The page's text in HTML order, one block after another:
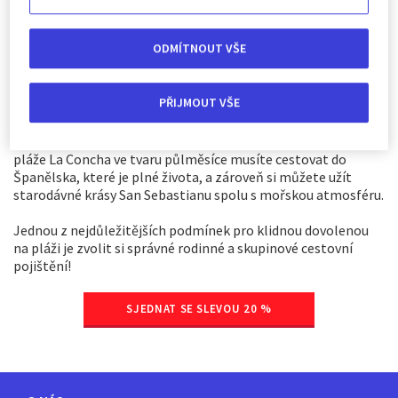
neubere.
Naše bronzová medaile patří jednomu z divů Aruby, a nemůže
to být nic jiného než Eagle Beach. Neuvěřitelně klidné
pobřeží, kde můžete hodiny meditovat nad nekonečnou
modří, zatímco vám moře omývá nohy sněhově bílým
pískem. Čtvrtý člen seznamu sice celosvětově zaostává za
pláže La Concha ve tvaru půlměsíce musíte cestovat do
Španělska, které je plné života, a zároveň si můžete užít
starodávné krásy San Sebastianu spolu s mořskou atmosféru.
Jednou z nejdůležitějších podmínek pro klidnou dovolenou
na pláži je zvolit si správné rodinné a skupinové cestovní
pojištění!
SJEDNAT SE SLEVOU 20 %
ODMÍTNOUT VŠE
PŘIJMOUT VŠE